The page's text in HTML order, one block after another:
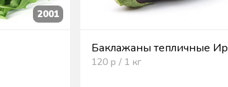
2001
Баклажаны тепличные
120 р / 1 кг